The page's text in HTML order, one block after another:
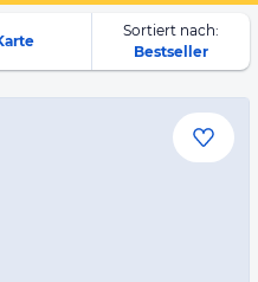
Sortiert nach:
Bestseller